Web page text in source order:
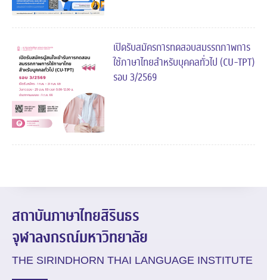
เปิดรับสมัครการทดสอบสมรรถภาพการ
ใช้ภาษาไทยสำหรับบุคคลทั่วไป (CU-TPT)
รอบ 3/2569
สถาบันภาษาไทยสิรินธร
จุฬาลงกรณ์มหาวิทยาลัย
THE SIRINDHORN THAI LANGUAGE INSTITUTE